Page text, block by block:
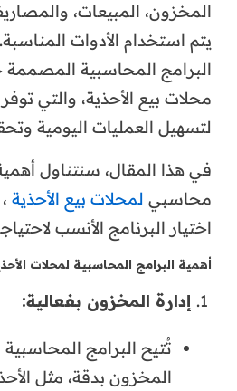
المخزون، المبيعات،
يتم استخدام الأدوات
البرامج المحاسبية المصممة
محلات بيع الأحذية، والتي
لتسهيل العمليات اليومية
في هذا المقال، سنتناول
محاسبي لمحلات بيع الأحذية
اختيار البرنامج الأنسب
أهمية البرامج المحاسبية لمحلات
إدارة المخزون بفعالية:
تُتيح البرامج المحاسبية
المخزون بدقة، مثل